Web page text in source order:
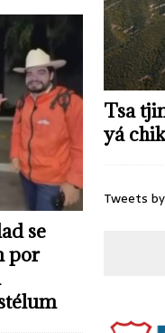
se
por
Tsa
yá
Tweets